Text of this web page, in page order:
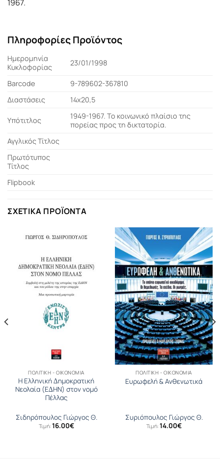
1967.
Πληροφορίες Προϊόντος
Ημερομηνία
Κυκλοφορίας
23/01/1998
Barcode
9-789602-367810
Διαστάσεις
14x20,5
Υπότιτλος
1949-1967. Το κοινωνικό πλαίσιο της
πορείας προς τη δικτατορία.
Αγγλικός Τίτλος
Πρωτότυπος
Τίτλος
Flipbook
ΣΧΕΤΙΚΆ ΠΡΟΪΌΝΤΑ
ΠΟΛΙΤΙΚΉ - ΟΙΚΟΝΟΜΊΑ
Η Ελληνική ∆ηµοκρατική
Νεολαία (Ε∆ΗΝ) στον νομό
Πέλλας
Σιδηρόπουλος Γιώργος Θ.
Τιμή: 16.00€
ΠΟΛΙΤΙΚΉ - ΟΙΚΟΝΟΜΊΑ
Ευρωφελή & Ανθενωτικά
Συριόπουλος Γιώργος Θ.
Τιμή: 14.00€